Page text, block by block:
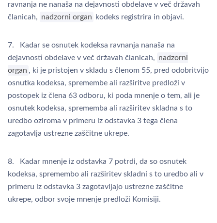
ravnanja ne nanaša na dejavnosti obdelave v več državah
članicah, nadzorni organ kodeks registrira in objavi.
7. Kadar se osnutek kodeksa ravnanja nanaša na
dejavnosti obdelave v več državah članicah, nadzorni
organ , ki je pristojen v skladu s členom 55, pred odobritvijo
osnutka kodeksa, spremembe ali razširitve predloži v
postopek iz člena 63 odboru, ki poda mnenje o tem, ali je
osnutek kodeksa, sprememba ali razširitev skladna s to
uredbo oziroma v primeru iz odstavka 3 tega člena
zagotavlja ustrezne zaščitne ukrepe.
8. Kadar mnenje iz odstavka 7 potrdi, da so osnutek
kodeksa, spremembo ali razširitev skladni s to uredbo ali v
primeru iz odstavka 3 zagotavljajo ustrezne zaščitne
ukrepe, odbor svoje mnenje predloži Komisiji.